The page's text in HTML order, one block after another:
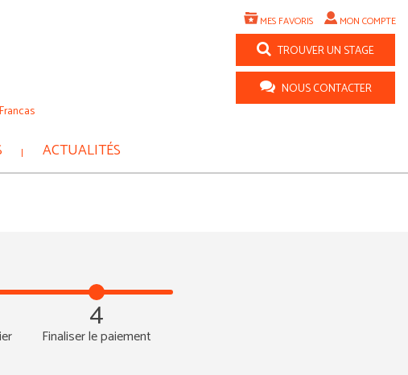
MES FAVORIS MON COMPTE
TROUVER UN STAGE
NOUS CONTACTER
ACTUALITÉS
4
Finaliser le paiement